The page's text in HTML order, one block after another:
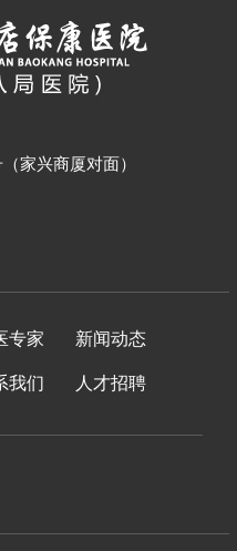
家兴商厦对面）
专家 新闻动态
我们 人才招聘